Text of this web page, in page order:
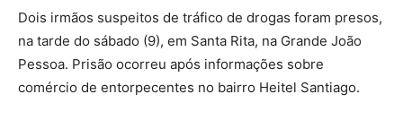
Dois irmãos suspeitos de tráfico de drogas foram presos,
na tarde do sábado (9), em Santa Rita, na Grande João
Pessoa. Prisão ocorreu após informações sobre
comércio de entorpecentes no bairro Heitel Santiago.